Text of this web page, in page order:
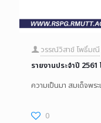
วรรณ์วิสาข์ โพธิ์มณี
รายงานประจำปี
ความเป็นมา สมเด็จพร
0